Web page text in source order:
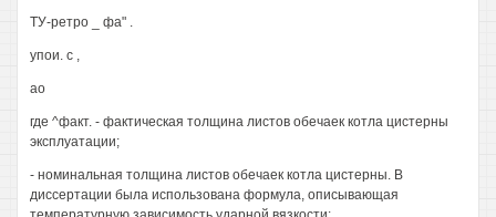
ТУ-ретро _ фа" .
упои. с ,
ао
где ^факт. - фактическая толщина листов обечаек котла цистерны
эксплуатации;
- номинальная толщина листов обечаек котла цистерны. В
диссертации была использована формула, описывающая